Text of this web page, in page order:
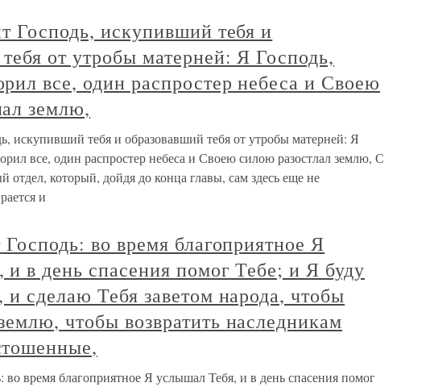
Господь, искупивший тебя и
от утробы матерней: Я Господь,
все, один распростер небеса и Своею
землю,
искупивший тебя и образовавший тебя от утробы матерней: Я
все, один распростер небеса и Своею силою разостлал землю, С
отдел, который, дойдя до конца главы, сам здесь еще не
и
Господь: во время благоприятное Я
в день спасения помог Тебе; и Я буду
и сделаю Тебя заветом народа, чтобы
чтобы возвратить наследникам
во время благоприятное Я услышал Тебя, и в день спасения помог